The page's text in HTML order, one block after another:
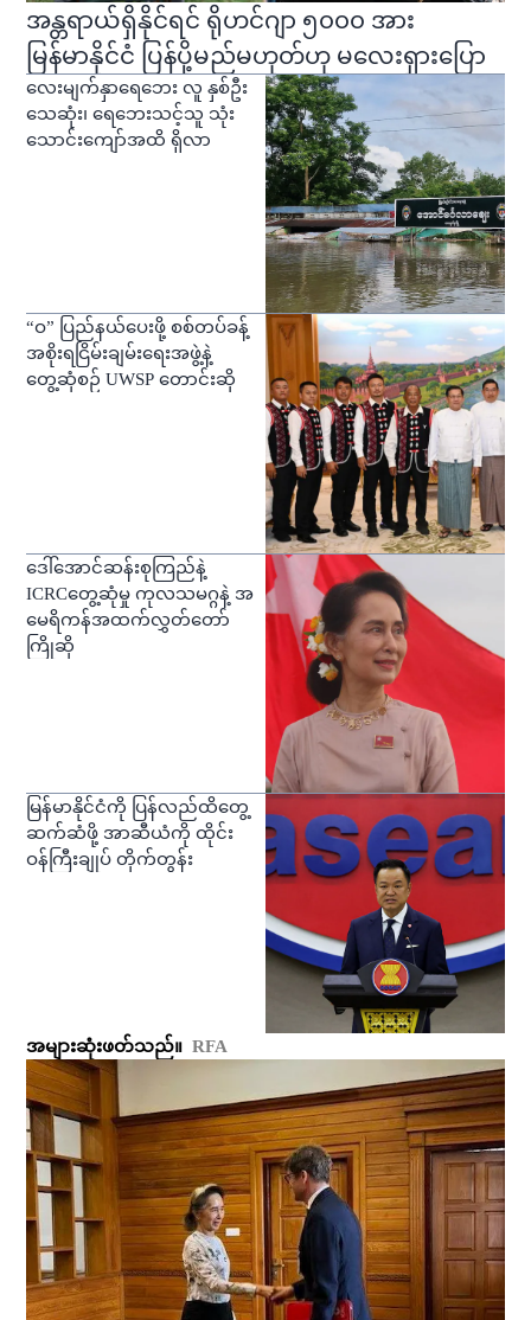
အန္တရာယ်ရှိနိုင်ရင် ရိုဟင်ဂျာ ၅၀၀၀ အား
မြန်မာနိုင်ငံ ပြန်ပို့မည်မဟုတ်ဟု မလေးရှားပြော
လေးမျက်နှာရေဘေး လူ နှစ်ဦး
သေဆုံး၊ ရေဘေးသင့်သူ သုံး
သောင်းကျော်အထိ ရှိလာ
“ဝ” ပြည်နယ်ပေးဖို့ စစ်တပ်ခန့်
အစိုးရငြိမ်းချမ်းရေးအဖွဲ့နဲ့
တွေ့ဆုံစဉ် UWSP တောင်းဆို
ဒေါ်အောင်ဆန်းစုကြည်နဲ့
ICRCတွေ့ဆုံမှု ကုလသမဂ္ဂနဲ့ အ
မေရိကန်အထက်လွှတ်တော်
ကြိုဆို
မြန်မာနိုင်ငံကို ပြန်လည်ထိတွေ့
ဆက်ဆံဖို့ အာဆီယံကို ထိုင်း
ဝန်ကြီးချုပ် တိုက်တွန်း
အများဆုံးဖတ်သည်။ RFA